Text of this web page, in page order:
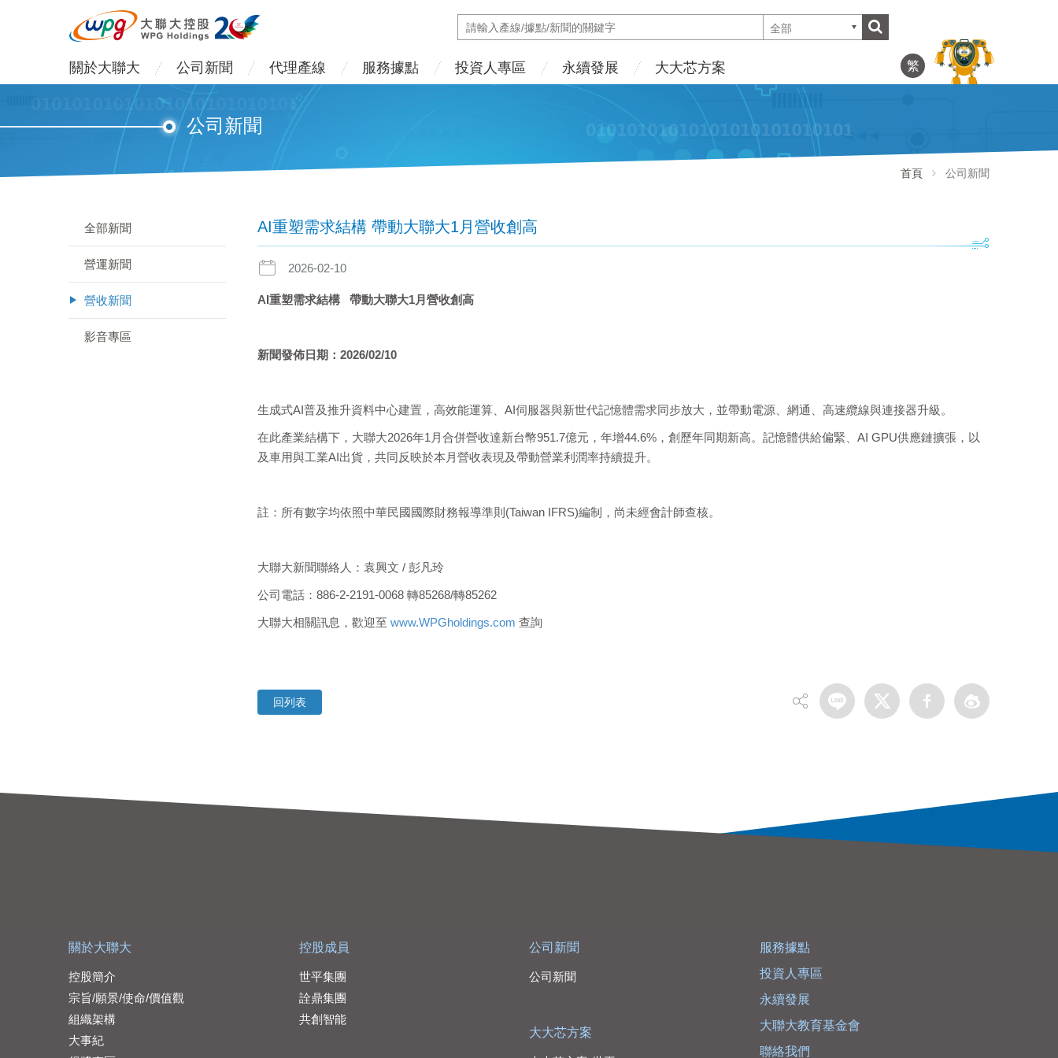
全部
關於大聯大 公司新聞 代理產線 服務據點 投資人專區 永續發展 大大芯方案 繁
公司新聞
首頁 公司新聞
全部新聞
營運新聞
營收新聞
影音專區
AI重塑需求結構 帶動大聯大1月營收創高
2026-02-10
AI重塑需求結構 帶動大聯大1月營收創高
新聞發佈日期： 2026/02/10
生成式AI普及推升資料中心建置，高效能運算、AI伺服器與新世代記憶體需求同步放大，並帶動電源、網通、高速纜線與連接器升級。
在此產業結構下，大聯大2026年1月合併營收達新台幣951.7億元，年增44.6%，創歷年同期新高。記憶體供給偏緊、AI GPU供應鏈擴張，以
及車用與工業AI出貨，共同反映於本月營收表現及帶動營業利潤率持續提升。
註：所有數字均依照中華民國國際財務報導準則(Taiwan IFRS)編制，尚未經會計師查核。
大聯大新聞聯絡人：袁興文 / 彭凡玲
公司電話：886-2-2191-0068 轉85268/轉85262
大聯大相關訊息，歡迎至 www.WPGholdings.com 查詢
回列表
關於大聯大
控股簡介
宗旨/願景/使命/價值觀
組織架構
大事紀
控股成員
世平集團
詮鼎集團
共創智能
公司新聞
公司新聞
大大芯方案
服務據點
投資人專區
永續發展
大聯大教育基金會
聯絡我們